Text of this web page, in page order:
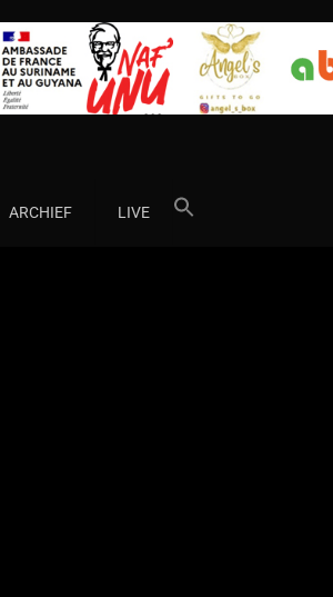
ARCHIEF LIVE
Search
for: